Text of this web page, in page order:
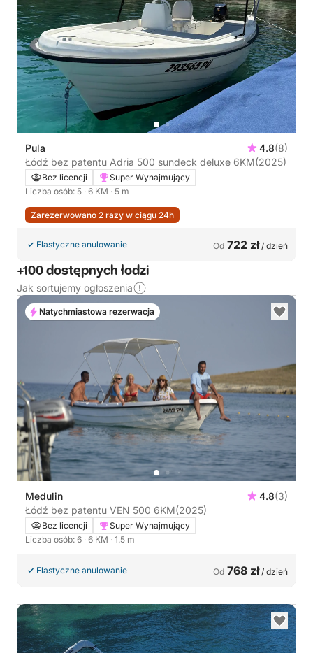
Pula 4.8(8)
Łódź bez patentu Adria 500 sundeck deluxe 6KM(2025)
Bez licencji
Super Wynajmujący
Liczba osób: 5 · 6 KM · 5 m
Zarezerwowano 2 razy w ciągu 24h
Elastyczne anulowanie Od 722 zł/ dzień
+100 dostępnych łodzi
Jak sortujemy ogłoszenia
Medulin 4.8(3)
Łódź bez patentu VEN 500 6KM(2025)
Bez licencji
Super Wynajmujący
Liczba osób: 6 · 6 KM · 1.5 m
Elastyczne anulowanie Od 768 zł/ dzień
Natychmiastowa rezerwacja